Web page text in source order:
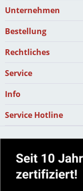
Unternehmen
Bestellung
Rechtliches
Service
Info
Service Hotline